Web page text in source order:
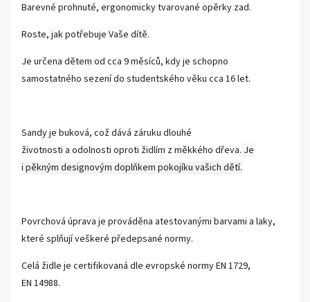
Barevné prohnuté, ergonomicky tvarované opěrky zad.
Roste, jak potřebuje Vaše dítě.
Je určena dětem od cca 9 měsíců, kdy je schopno
samostatného sezení do studentského věku cca 16 let.
Sandy je buková, což dává záruku dlouhé
životnosti a odolnosti oproti židlím z měkkého dřeva. Je
i pěkným designovým doplňkem pokojíku vašich dětí.
Povrchová úprava je prováděna atestovanými barvami a laky,
které splňují veškeré předepsané normy.
Celá židle je certifikovaná dle evropské normy EN 1729,
EN 14988.